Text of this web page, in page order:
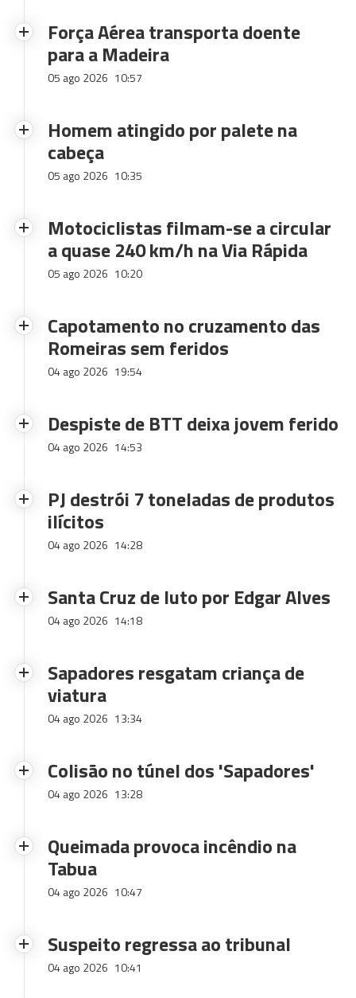
Força Aérea transporta doente
para a Madeira
05 ago 2026 10:57
Homem atingido por palete na
cabeça
05 ago 2026 10:35
Motociclistas filmam-se a circular
a quase 240 km/h na Via Rápida
05 ago 2026 10:20
Capotamento no cruzamento das
Romeiras sem feridos
04 ago 2026 19:54
Despiste de BTT deixa jovem ferido
04 ago 2026 14:53
PJ destrói 7 toneladas de produtos
ilícitos
04 ago 2026 14:28
Santa Cruz de luto por Edgar Alves
04 ago 2026 14:18
Sapadores resgatam criança de
viatura
04 ago 2026 13:34
Colisão no túnel dos 'Sapadores'
04 ago 2026 13:28
Queimada provoca incêndio na
Tabua
04 ago 2026 10:47
Suspeito regressa ao tribunal
04 ago 2026 10:41